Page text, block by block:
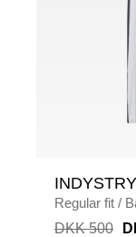
INDYSTRY
Regular fit /
DKK 500